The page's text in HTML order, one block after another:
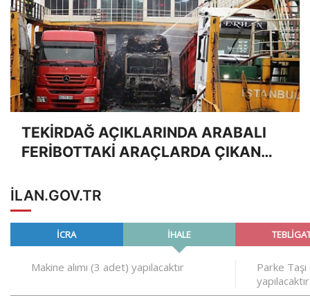
TEKİRDAĞ AÇIKLARINDA ARABALI
FERİBOTTAKİ ARAÇLARDA ÇIKAN
ILAN.GOV.TR